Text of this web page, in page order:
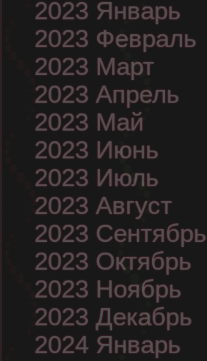
2023 Январь
2023 Февраль
2023 Март
2023 Апрель
2023 Май
2023 Июнь
2023 Июль
2023 Август
2023 Сентябрь
2023 Октябрь
2023 Ноябрь
2023 Декабрь
2024 Январь